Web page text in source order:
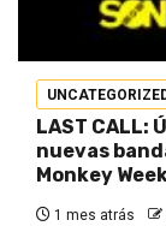
LAST CALL:
nuevas
Monkey
1 mes atrás